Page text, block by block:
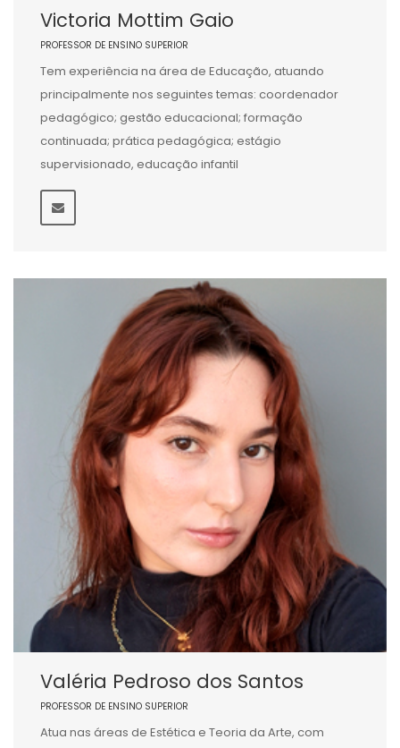
Victoria Mottim Gaio
PROFESSOR DE ENSINO SUPERIOR
Tem experiência na área de Educação, atuando
principalmente nos seguintes temas: coordenador
pedagógico; gestão educacional; formação
continuada; prática pedagógica; estágio
supervisionado, educação infantil
Valéria Pedroso dos Santos
PROFESSOR DE ENSINO SUPERIOR
Atua nas áreas de Estética e Teoria da Arte, com